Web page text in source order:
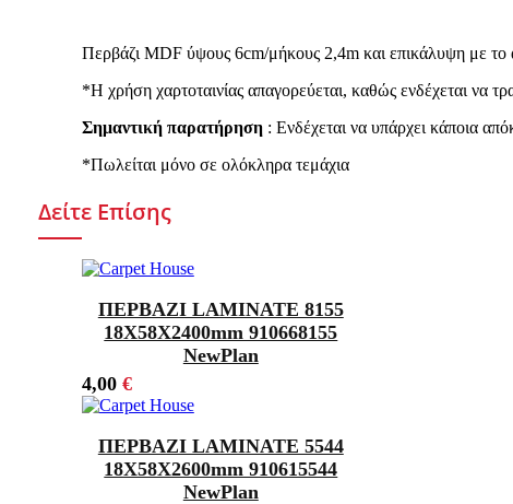
Περβάζι MDF ύψους 6cm/μήκους 2,4m και επικάλυψη με το
*Η χρήση χαρτοταινίας απαγορεύεται, καθώς ενδέχεται να
Σημαντική παρατήρηση: Ενδέχεται να υπάρχει κάποια
*Πωλείται μόνο σε ολόκληρα τεμάχια
Δείτε Επίσης
ΠΕΡΒΑΖΙ LAMINATE 8155
18Χ58X2400mm 910668155
NewPlan
4,00 €
ΠΕΡΒΑΖΙ LAMINATE 5544
18Χ58X2600mm 910615544
NewPlan